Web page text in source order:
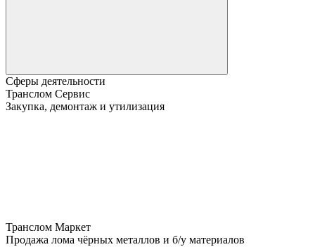
Сферы деятельности
Транслом Сервис
Закупка, демонтаж и утилизация
Транслом Маркет
Продажа лома чёрных металлов и б/у материалов